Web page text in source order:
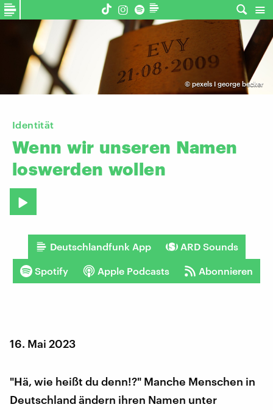
© pexels I george becker
Identität
Wenn wir unseren Namen
loswerden wollen
Deutschlandfunk App ARD Sounds
Spotify Apple Podcasts Abonnieren
16. Mai 2023
"Hä, wie heißt du denn!?" Manche Menschen in
Deutschland ändern ihren Namen unter